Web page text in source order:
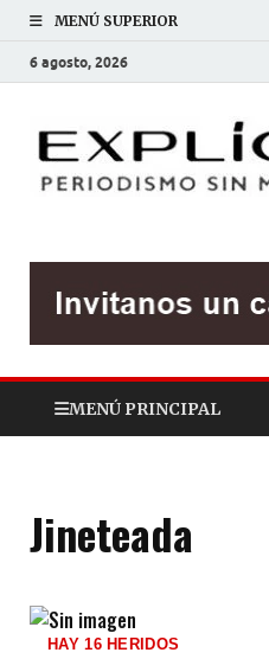
MENÚ SUPERIOR
6 agosto, 2026
MENÚ PRINCIPAL
Jineteada
HAY 16 HERIDOS